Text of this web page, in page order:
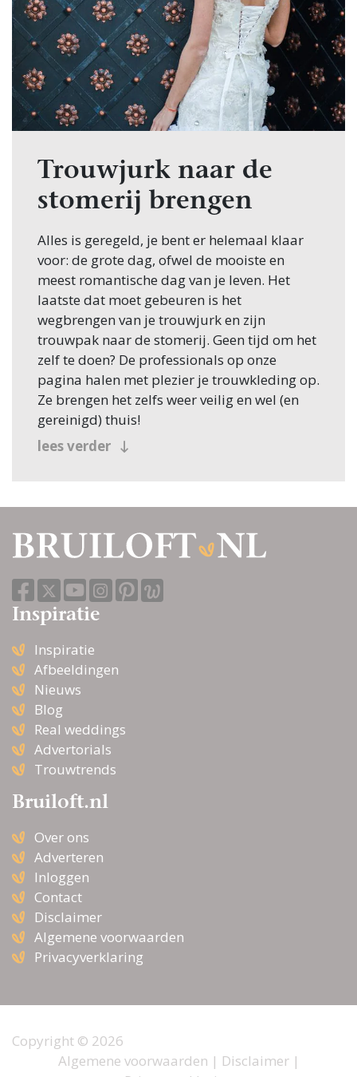
Trouwjurk naar de
stomerij brengen
Alles is geregeld, je bent er helemaal klaar
voor: de grote dag, ofwel de mooiste en
meest romantische dag van je leven. Het
laatste dat moet gebeuren is het
wegbrengen van je trouwjurk en zijn
trouwpak naar de stomerij. Geen tijd om het
zelf te doen? De professionals op onze
pagina halen met plezier je trouwkleding op.
Ze brengen het zelfs weer veilig en wel (en
gereinigd) thuis!
lees verder
Inspiratie
Inspiratie
Afbeeldingen
Nieuws
Blog
Real weddings
Advertorials
Trouwtrends
Bruiloft.nl
Over ons
Adverteren
Inloggen
Contact
Disclaimer
Algemene voorwaarden
Privacyverklaring
Copyright © 2026
Algemene voorwaarden | Disclaimer|